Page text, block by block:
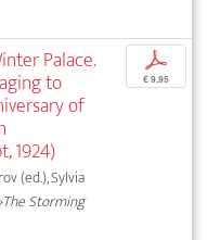
Palace.
to
of
1924)
(ed.), Sylvia
Storming
p
€ 9,95